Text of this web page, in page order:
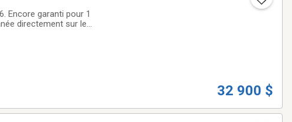
Encore garanti pour 1
directement sur le
32 900 $